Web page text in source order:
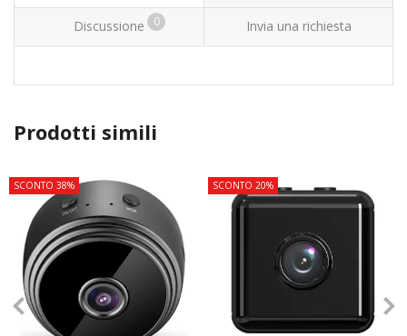
Discussione 0 Invia una richiesta
Prodotti simili
SCONTO 38% SCONTO 20%